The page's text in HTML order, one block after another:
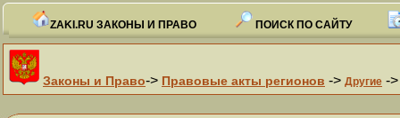
ZAKI.RU ЗАКОНЫ И ПРАВО ПОИСК ПО САЙТУ
Законы и Право-> Правовые акты регионов -> Другие -